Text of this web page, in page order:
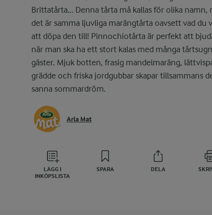
Brittatårta... Denna tårta må kallas för olika namn,
det är samma ljuvliga marängtårta oavsett vad du
att döpa den till! Pinnochiotårta är perfekt att
när man ska ha ett stort kalas med många
gäster. Mjuk botten, frasig mandelmaräng,
grädde och friska jordgubbar skapar tillsammans
sanna sommardröm.
Arla Mat
LÄGG I
INKÖPSLISTA
SPARA DELA